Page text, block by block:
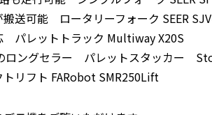
送可能 ロータリーフォーク SEER
パレットトラック Multiway X20S
ロングセラー パレットスタッカー
リフト FARobot SMR250Lift